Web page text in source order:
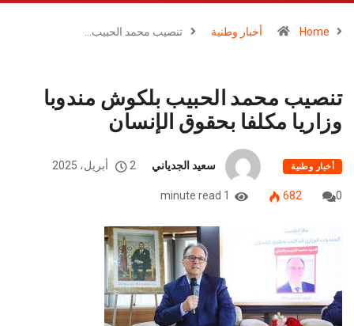
Home أخبار وطنية تنصيب محمد الحبيب…
تنصيب محمد الحبيب بلكوش مندوبا
وزاريا مكلفا بحقوق الإنسان
أخبار وطنية سعيد الجدياني 2 أبريل، 2025
0
682
1 minute read